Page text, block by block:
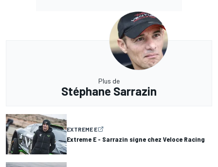
Plus de
Stéphane Sarrazin
EXTREME E
Extreme E - Sarrazin signe chez Veloce Racing